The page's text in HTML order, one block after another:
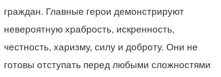
граждан. Главные герои демонстрируют
невероятную храбрость, искренность,
честность, харизму, силу и доброту. Они не
готовы отступать перед любыми сложностями